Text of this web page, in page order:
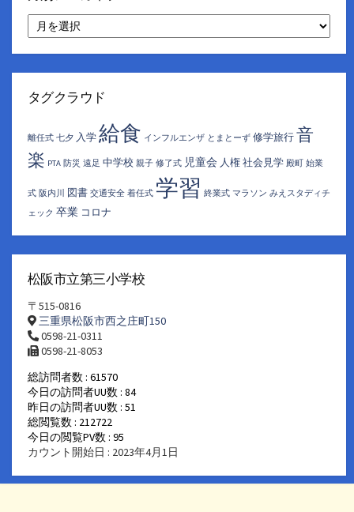
別
ア
イ
タグクラウド
離任式 七夕 入学 給食 インフルエンザ とまとーず 修学旅行 音
楽 PTA 防災 遠足 中学校 親子 修了式 児童会 人権 社会見学 殿町 始業
式 阪内川 図書 交通安全 着任式 学習 終業式 マラソン みえスタディチ
ェック 卒業 コロナ
松阪市立第三小学校
〒515-0816
三重県松阪市西之庄町150
0598-21-0311
0598-21-8053
総訪問者数 : 61570
今日の訪問者UU数 : 84
昨日の訪問者UU数 : 51
総閲覧数 : 212722
今日の閲覧PV数 : 95
カウント開始日 : 2023年4月1日